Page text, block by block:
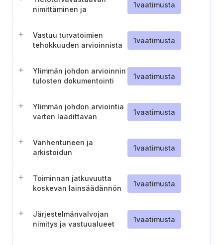
nimittäminen ja
1vaatimusta
Vastuu turvatoimien
tehokkuuden arvioinnista
1vaatimusta
Ylimmän johdon arvioinnin
tulosten dokumentointi
1vaatimusta
Ylimmän johdon arviointia
varten laadittavan
1vaatimusta
Vanhentuneen ja
arkistoidun
1vaatimusta
Toiminnan jatkuvuutta
koskevan lainsäädännön
1vaatimusta
Järjestelmänvalvojan
nimitys ja vastuualueet
1vaatimusta